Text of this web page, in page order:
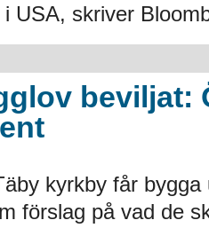
USA, skriver
beviljat:
kyrkby får bygga
förslag på vad de